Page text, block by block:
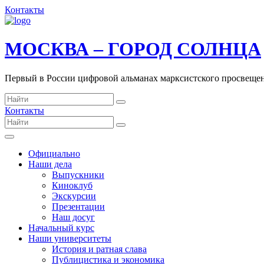
Контакты
МОСКВА – ГОРОД СОЛНЦА
Первый в России цифровой альманах марксистского
Контакты
Официально
Наши дела
Выпускники
Киноклуб
Экскурсии
Презентации
Наш досуг
Начальный курс
Наши университеты
История и ратная слава
Публицистика и экономика